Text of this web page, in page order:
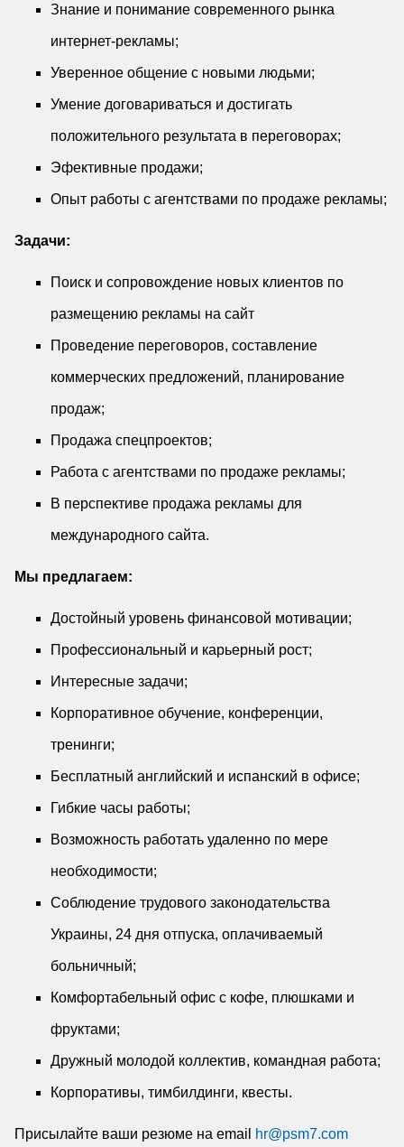
Знание и понимание современного рынка
интернет-рекламы;
Уверенное общение с новыми людьми;
Умение договариваться и достигать
положительного результата в переговорах;
Эфективные продажи;
Опыт работы с агентствами по продаже рекламы;
Задачи:
Поиск и сопровождение новых клиентов по
размещению рекламы на сайт
Проведение переговоров, составление
коммерческих предложений, планирование
продаж;
Продажа спецпроектов;
Работа с агентствами по продаже рекламы;
В перспективе продажа рекламы для
международного сайта.
Мы предлагаем:
Достойный уровень финансовой мотивации;
Профессиональный и карьерный рост;
Интересные задачи;
Корпоративное обучение, конференции,
тренинги;
Бесплатный английский и испанский в офисе;
Гибкие часы работы;
Возможность работать удаленно по мере
необходимости;
Соблюдение трудового законодательства
Украины, 24 дня отпуска, оплачиваемый
больничный;
Комфортабельный офис с кофе, плюшками и
фруктами;
Дружный молодой коллектив, командная работа;
Корпоративы, тимбилдинги, квесты.
Присылайте ваши резюме на email hr@psm7.com